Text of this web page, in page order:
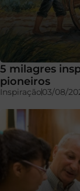
5 milagres
pioneiros
Inspiração03/08/